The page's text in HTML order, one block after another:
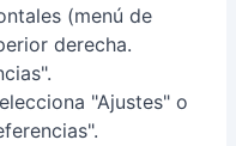
(menú de
derecha.